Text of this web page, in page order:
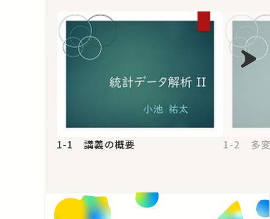
1-1 講義の概要 1-2 多変